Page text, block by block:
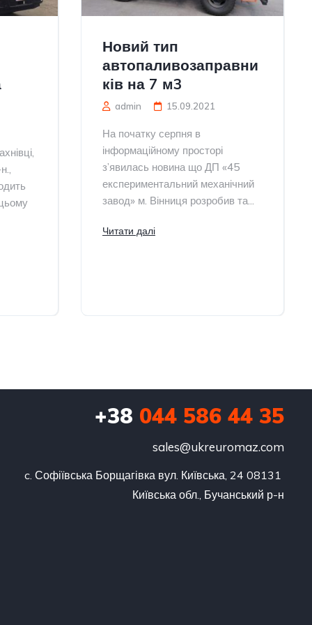
Новий тип
автопаливозаправни
ків на 7 м3
admin 15.09.2021
На початку серпня в
інформаційному просторі
з’явилась новина що ДП «45
експериментальний механічний
завод» м. Вінниця розробив та...
Читати далі
+38 044 586 44 35
sales@ukreuromaz.com
c. Софіївська Борщагівка вул. Київська, 24 08131
Київська обл., Бучанський р-н